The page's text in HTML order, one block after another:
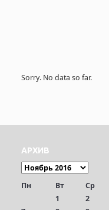
Sorry. No data so far.
АРХИВ
Пн Вт Ср
1 2